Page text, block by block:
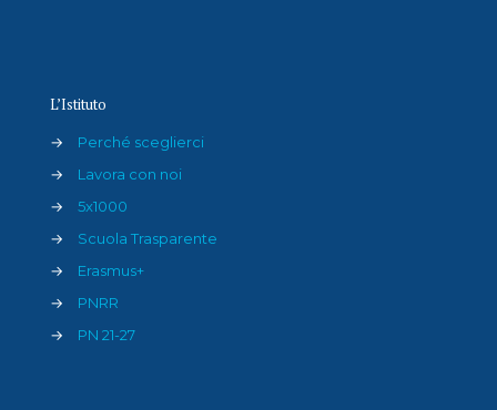
L’Istituto
→
Perché sceglierci
→
Lavora con noi
→
5x1000
→
Scuola Trasparente
→
Erasmus+
→
PNRR
→
PN 21-27